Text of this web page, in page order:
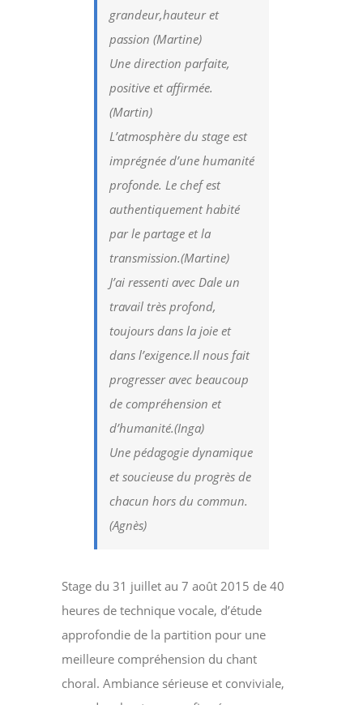
grandeur,hauteur et
passion (Martine)
Une direction parfaite,
positive et affirmée.
(Martin)
L’atmosphère du stage est
imprégnée d’une humanité
profonde. Le chef est
authentiquement habité
par le partage et la
transmission.(Martine)
J’ai ressenti avec Dale un
travail très profond,
toujours dans la joie et
dans l’exigence.Il nous fait
progresser avec beaucoup
de compréhension et
d’humanité.(Inga)
Une pédagogie dynamique
et soucieuse du progrès de
chacun hors du commun.
(Agnès)
Stage du 31 juillet au 7 août 2015 de 40
heures de technique vocale, d’étude
approfondie de la partition pour une
meilleure compréhension du chant
choral. Ambiance sérieuse et conviviale,